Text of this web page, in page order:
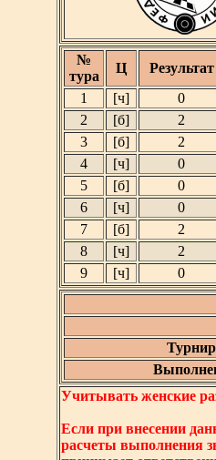
№
тура
Ц Результат
1
[ч] 0
2
[б] 2
3
[б] 2
4
[ч] 0
5
[б] 0
6
[ч] 0
7
[б] 2
8
[ч] 2
9
[ч] 0
Учитывать женские
Если при внесении
расчеты выполнения